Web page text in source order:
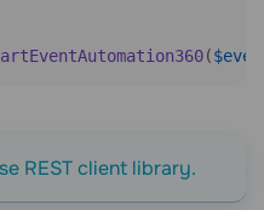
(
REST client library.